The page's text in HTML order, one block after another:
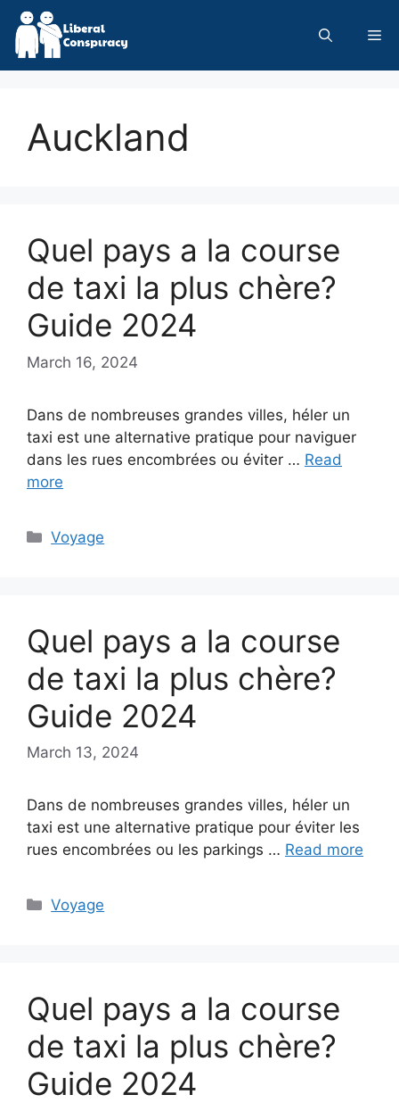
Skip
content
Auckland
Quel pays a la course
de taxi la plus chère?
Guide 2024
March 16, 2024
Dans de nombreuses grandes villes, héler un
taxi est une alternative pratique pour naviguer
dans les rues encombrées ou éviter … Read
more
Categories
Voyage
Quel pays a la course
de taxi la plus chère?
Guide 2024
March 13, 2024
Dans de nombreuses grandes villes, héler un
taxi est une alternative pratique pour éviter les
rues encombrées ou les parkings … Read more
Categories
Voyage
Quel pays a la course
de taxi la plus chère?
Guide 2024